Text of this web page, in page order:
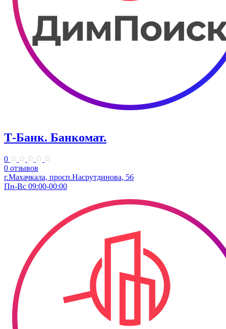
Т-Банк. ​Банкомат.
0
0 отзывов
г.Махачкала, просп.Насрутдинова, 56
Пн-Вс 09:00-00:00